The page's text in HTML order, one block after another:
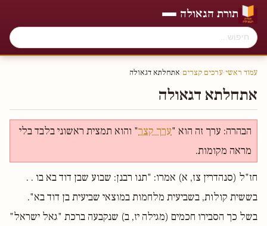
תורת הגאולה
עמוד ראשי›ערכים קצרים›אתחלתא דגאולה
אתחלתא דגאולה
הבהרה: ערך זה הוא "ערך קצר" והוא תמצית ראשוני בלבד בלי
מראה מקומות.
חז"ל (סנהדרין צז, א) אמרו: "תנו רבנן: שבוע שבן דוד בא בו . .
בששית קולות, בשביעית מלחמות במוצאי שביעית בן דוד בא".
בשל כך הסבירו חכמים (מגילה יז, ב) שנקבעה ברכת "גאל ישראל"